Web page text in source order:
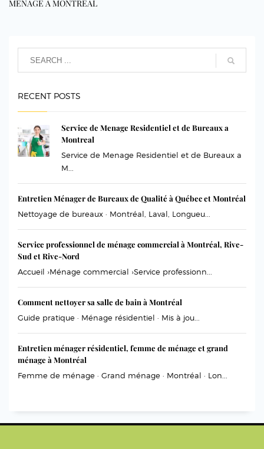
MÉNAGE À MONTRÉAL
RECENT POSTS
Service de Menage Residentiel et de Bureaux a
Montreal
Service de Menage Residentiel et de Bureaux a
M...
Entretien Ménager de Bureaux de Qualité à Québec et Montréal
Nettoyage de bureaux · Montréal, Laval, Longueu...
Service professionnel de ménage commercial à Montréal, Rive-
Sud et Rive-Nord
Accueil ›Ménage commercial ›Service professionn...
Comment nettoyer sa salle de bain à Montréal
Guide pratique · Ménage résidentiel · Mis à jou...
Entretien ménager résidentiel, femme de ménage et grand
ménage à Montréal
Femme de ménage · Grand ménage · Montréal · Lon...